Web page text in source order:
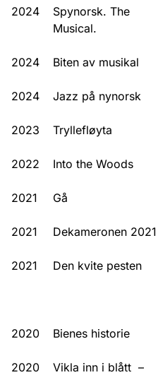
2024
Spynorsk. The
Musical.
2024 Biten av musikal
2024 Jazz på nynorsk
2023 Tryllefløyta
2022 Into the Woods
2021 Gå
2021 Dekameronen 2021
2021 Den kvite pesten
2020 Bienes historie
2020
Vikla inn i blått –